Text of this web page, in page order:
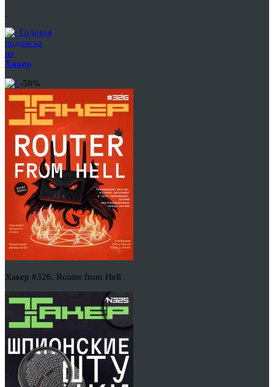
Годовая
подписка
на
Хакер
-50%
Хакер #326. Router from Hell